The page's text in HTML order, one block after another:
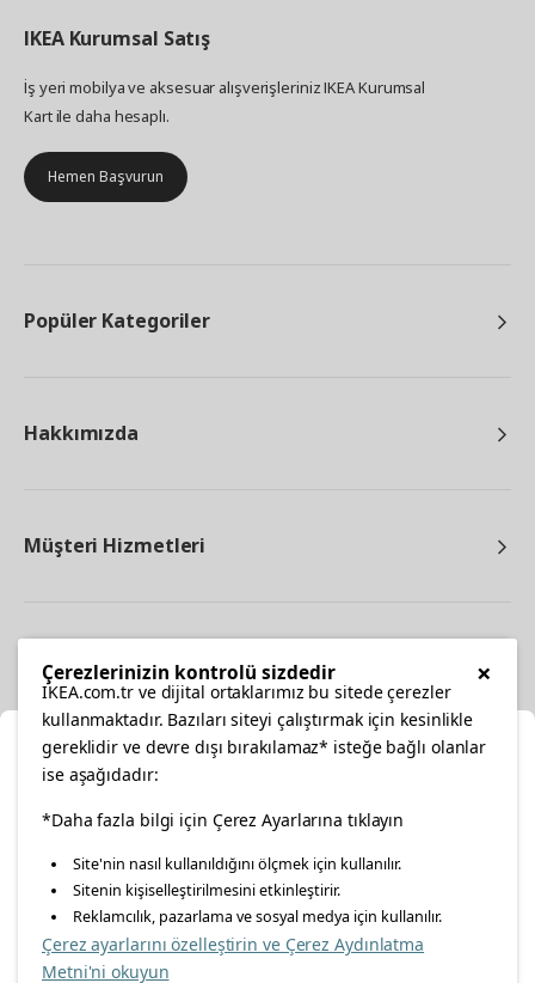
IKEA Kurumsal Satış
İş yeri mobilya ve aksesuar alışverişleriniz IKEA Kurumsal
Kart ile daha hesaplı.
Hemen Başvurun
Popüler Kategoriler
Hakkımızda
Müşteri Hizmetleri
facebooktwitterinstagrampinterestyoutube
linkedin
Konumunuzu Seçin
İnternetten vereceğiniz siparişlerinizde size özel hizmet ve
içerikleri görebilmek için lütfen konumuzu seçin.
İl seçiniz
×
Çerezlerinizin kontrolü sizdedir
IKEA.com.tr ve dijital ortaklarımız bu sitede çerezler
kullanmaktadır. Bazıları siteyi çalıştırmak için kesinlikle
gereklidir ve devre dışı bırakılamaz* isteğe bağlı olanlar
ise aşağıdadır:
*Daha fazla bilgi için Çerez Ayarlarına tıklayın
Site'nin nasıl kullanıldığını ölçmek için kullanılır.
Sitenin kişiselleştirilmesini etkinleştirir.
Reklamcılık, pazarlama ve sosyal medya için kullanılır.
Çerez ayarlarını özelleştirin ve Çerez Aydınlatma
Metni'ni okuyun